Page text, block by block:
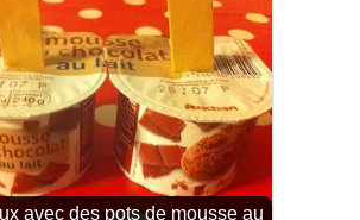
avec des pots de mousse au